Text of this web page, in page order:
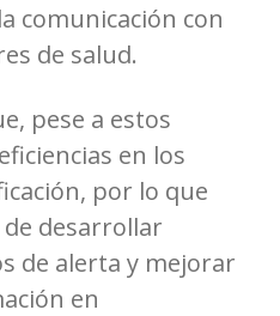
comunicación con
de salud.
pese a estos
en los
por lo que
desarrollar
de alerta y mejorar
en